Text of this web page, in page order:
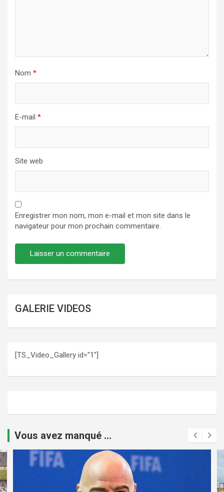
Nom *
E-mail *
Site web
Enregistrer mon nom, mon e-mail et mon site dans le
navigateur pour mon prochain commentaire.
GALERIE VIDEOS
[TS_Video_Gallery id="1"]
Vous avez manqué ...